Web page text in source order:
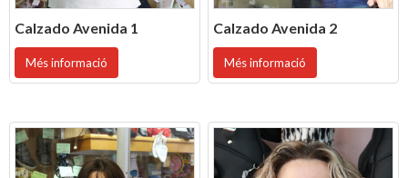
Calzado Avenida 1
Més informació
Calzado Avenida 2
Més informació